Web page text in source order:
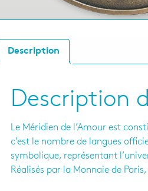
Description
Description
Le Méridien de l’Amour est
c’est le nombre de langues
symbolique, représentant
Réalisés par la Monnaie de